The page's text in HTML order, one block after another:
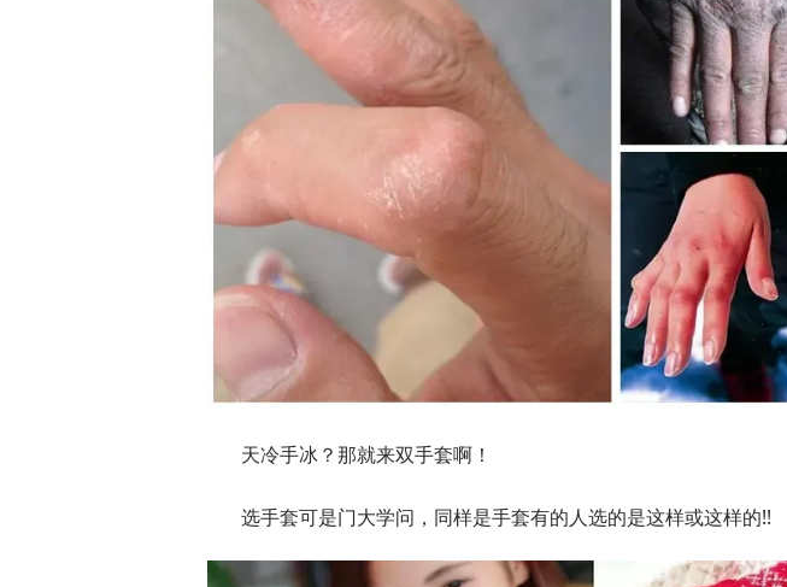
天冷手冰？那就来双手套啊！
选手套可是门大学问，同样是手套有的人选的是这样或这样的!!